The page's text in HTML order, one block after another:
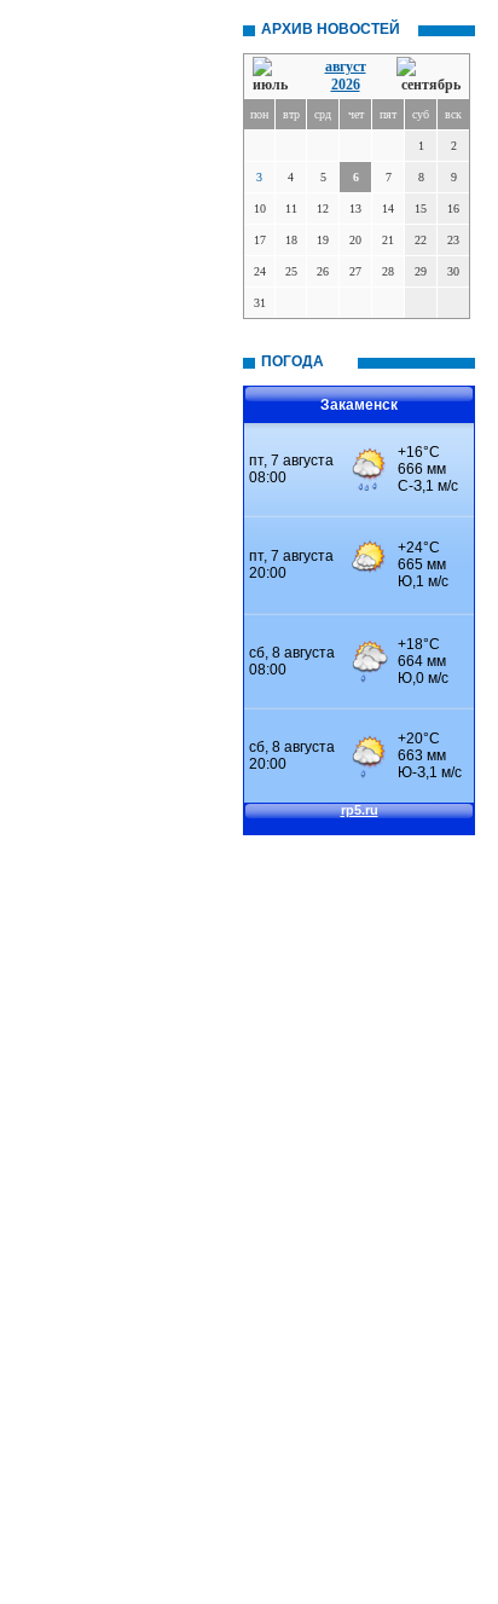
АРХИВ НОВОСТЕЙ
август
2026
пон втр срд чет пят суб вск
1 2
3 4 5 6 7 8 9
10 11 12 13 14 15 16
17 18 19 20 21 22 23
24 25 26 27 28 29 30
31
ПОГОДА
Закаменск